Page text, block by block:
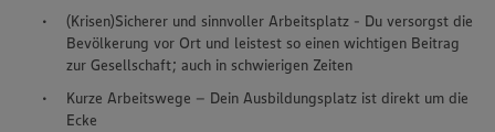
(Krisen)Sicherer und sinnvoller Arbeitsplatz - Du versorgst die
Bevölkerung vor Ort und leistest so einen wichtigen Beitrag
zur Gesellschaft; auch in schwierigen Zeiten
Kurze Arbeitswege – Dein Ausbildungsplatz ist direkt um die
Ecke